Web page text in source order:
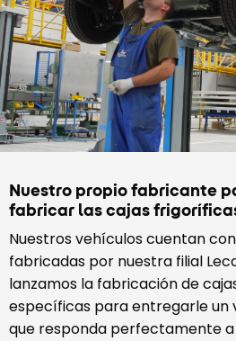
Nuestro propio fabricante
fabricar las cajas
Nuestros vehículos cuentan
fabricadas por nuestra filial
lanzamos la fabricación de
específicas para entregarle un
que responda perfectamente a